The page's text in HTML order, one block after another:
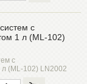
с
1 л (ML-102)
с
(ML-102) LN2002